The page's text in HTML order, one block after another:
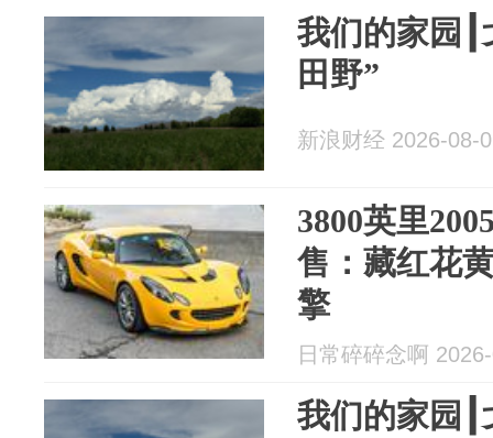
我们的家园┃
田野”
新浪财经 2026-08-
3800英里
售：藏红花
擎
日常碎碎念啊
我们的家园┃